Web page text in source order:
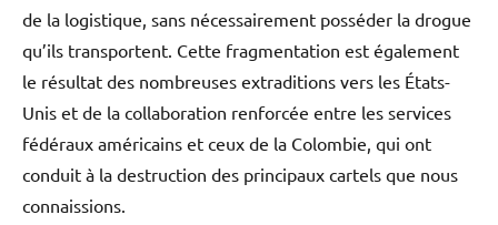
de la logistique, sans nécessairement posséder la drogue
qu’ils transportent. Cette fragmentation est également
le résultat des nombreuses extraditions vers les États-
Unis et de la collaboration renforcée entre les services
fédéraux américains et ceux de la Colombie, qui ont
conduit à la destruction des principaux cartels que nous
connaissions.